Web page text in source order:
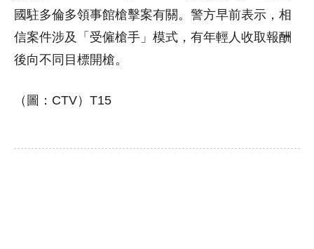
國駐多倫多領事館槍擊案有關。警方早前表示，相
信案件涉及「受僱槍手」模式，有年輕人收取報酬
後向不同目標開槍。
（圖：CTV）T15